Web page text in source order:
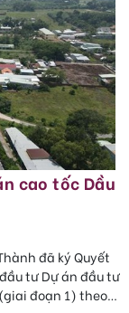
cao tốc Dầu
đã ký Quyết
tư Dự án đầu tư
đoạn 1) theo